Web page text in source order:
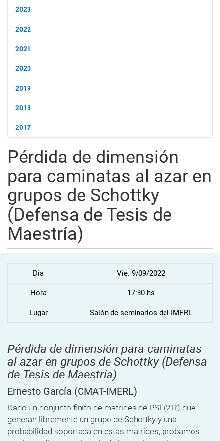
2023
2022
2021
2020
2019
2018
2017
Pérdida de dimensión
para caminatas al azar en
grupos de Schottky
(Defensa de Tesis de
Maestría)
Dia Vie. 9/09/2022
Hora 17:30 hs
Lugar Salón de seminarios del IMERL
Pérdida de dimensión para caminatas
al azar en grupos de Schottky (Defensa
de Tesis de Maestría)
Ernesto García (CMAT-IMERL)
Dado un conjunto finito de matrices de PSL(2,R) que
generan libremente un grupo de Schottky y una
probabilidad soportada en estas matrices, probamos